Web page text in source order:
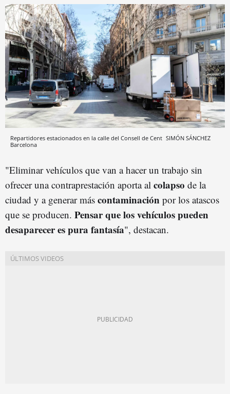
Repartidores estacionados en la calle del Consell de Cent SIMÓN SÁNCHEZ
Barcelona
"Eliminar vehículos que van a hacer un trabajo sin
ofrecer una contraprestación aporta al colapso de la
ciudad y a generar más contaminación por los atascos
que se producen. Pensar que los vehículos pueden
desaparecer es pura fantasía", destacan.